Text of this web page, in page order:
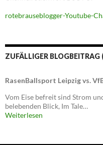
rotebrauseblogger-Youtube-
ZUFÄLLIGER BLOGBEITRAG
RasenBallsport Leipzig vs.
Vom Eise befreit sind Strom
belebenden Blick, Im Tale…
Weiterlesen